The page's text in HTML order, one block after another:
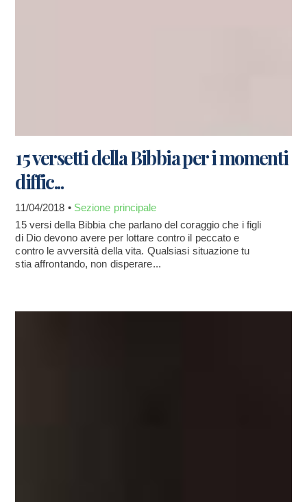
15 versetti della Bibbia per i momenti
diffic...
11/04/2018 • Sezione principale
15 versi della Bibbia che parlano del coraggio che i figli
di Dio devono avere per lottare contro il peccato e
contro le avversità della vita. Qualsiasi situazione tu
stia affrontando, non disperare...